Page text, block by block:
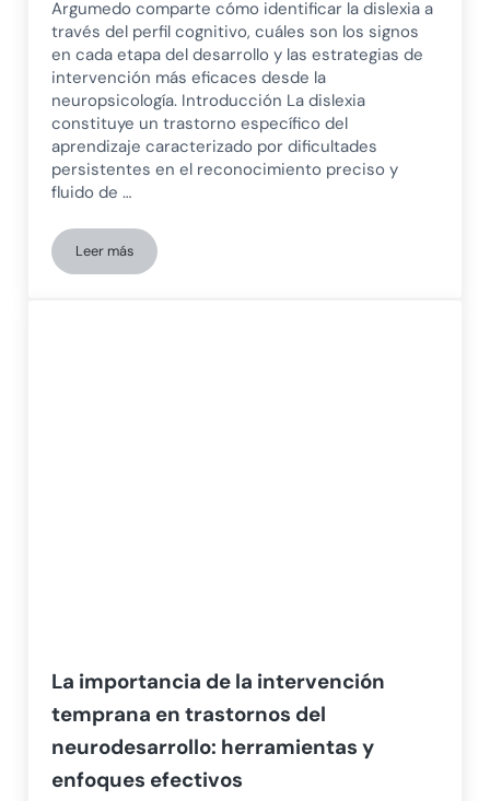
Argumedo comparte cómo identificar la dislexia a
través del perfil cognitivo, cuáles son los signos
en cada etapa del desarrollo y las estrategias de
intervención más eficaces desde la
neuropsicología. Introducción La dislexia
constituye un trastorno específico del
aprendizaje caracterizado por dificultades
persistentes en el reconocimiento preciso y
fluido de …
Leer másPerfil cognitivo en la dislexia: claves para su identificación
La importancia de la intervención
temprana en trastornos del
neurodesarrollo: herramientas y
enfoques efectivos